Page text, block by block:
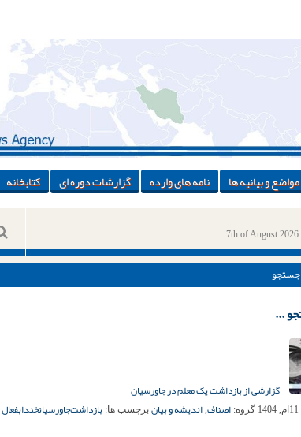
مواضع و بیانیه ها نامه های وارده گزارشات دوره ای کتابخانه
7th of August 2026
...
گزارشی از بازداشت یک معلم در جاورسیان
گروه: اصناف, اندیشه و بیان برچسب ها: بازداشت‌جاورسیانخنداب